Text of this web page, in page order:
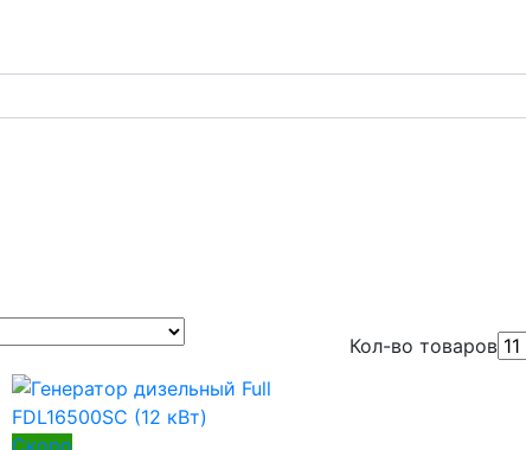
Кол-во товаров
Скоро